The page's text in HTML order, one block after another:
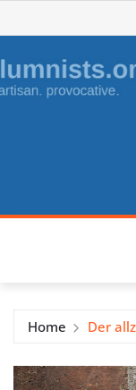
to
content
Home Der